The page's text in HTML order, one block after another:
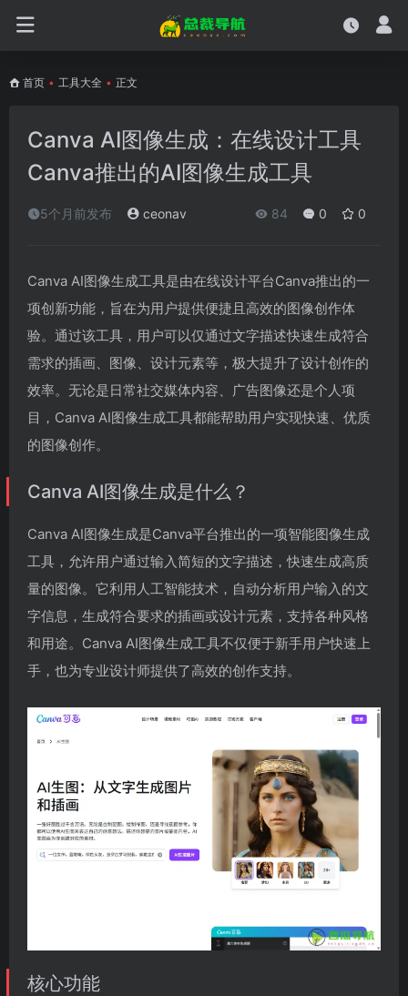
首页 • 工具大全 • 正文
Canva AI图像生成：在线设计工具
Canva推出的AI图像生成工具
5个月前发布 ceonav 84 0 0
Canva AI图像生成工具是由在线设计平台Canva推出的一
项创新功能，旨在为用户提供便捷且高效的图像创作体
验。通过该工具，用户可以仅通过文字描述快速生成符合
需求的插画、图像、设计元素等，极大提升了设计创作的
效率。无论是日常社交媒体内容、广告图像还是个人项
目，Canva AI图像生成工具都能帮助用户实现快速、优质
的图像创作。
Canva AI图像生成是什么？
Canva AI图像生成是Canva平台推出的一项智能图像生成
工具，允许用户通过输入简短的文字描述，快速生成高质
量的图像。它利用人工智能技术，自动分析用户输入的文
字信息，生成符合要求的插画或设计元素，支持各种风格
和用途。Canva AI图像生成工具不仅便于新手用户快速上
手，也为专业设计师提供了高效的创作支持。
核心功能